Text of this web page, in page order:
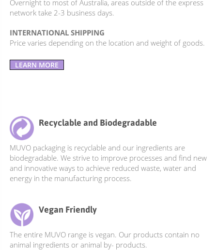
Overnight to most of Australia, areas outside of the express
network take 2-3 business days.
INTERNATIONAL SHIPPING
Price varies depending on the location and weight of goods.
LEARN MORE
Recyclable and Biodegradable
MUVO packaging is recyclable and our ingredients are
biodegradable. We strive to improve processes and find new
and innovative ways to achieve reduced waste, water and
energy in the manufacturing process.
Vegan Friendly
The entire MUVO range is vegan. Our products contain no
animal ingredients or animal by- products.